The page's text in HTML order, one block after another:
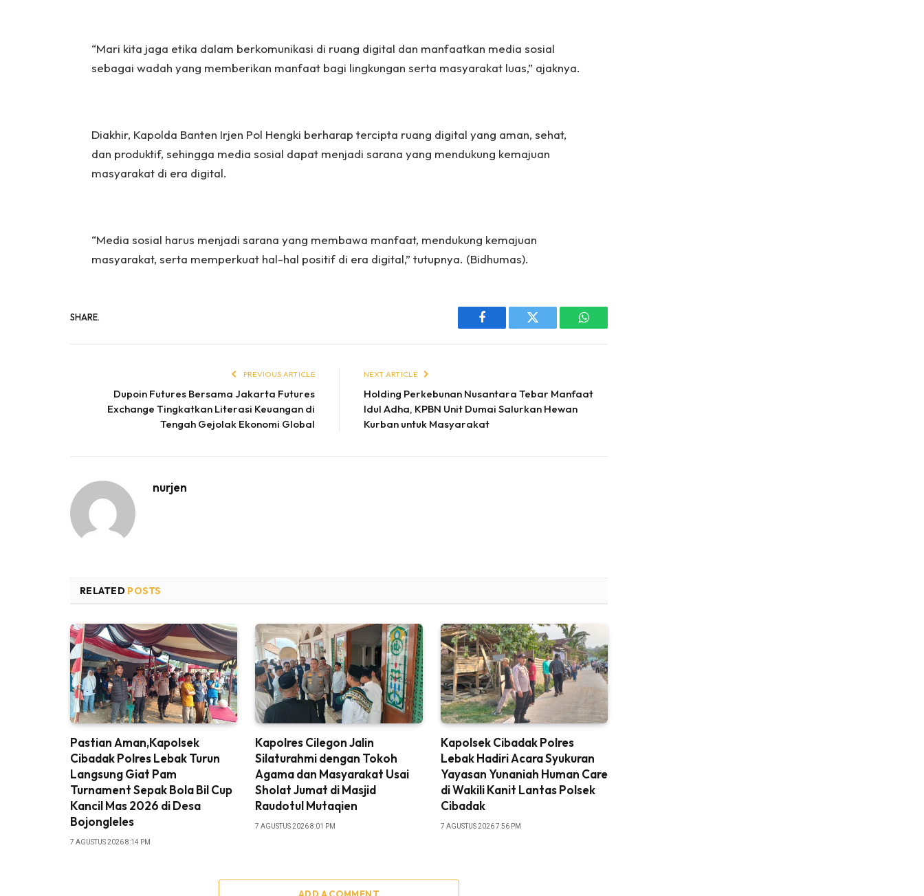
“Mari kita jaga etika dalam berkomunikasi di ruang digital dan manfaatkan media sosial
sebagai wadah yang memberikan manfaat bagi lingkungan serta masyarakat luas,” ajaknya.
Diakhir, Kapolda Banten Irjen Pol Hengki berharap tercipta ruang digital yang aman, sehat,
dan produktif, sehingga media sosial dapat menjadi sarana yang mendukung kemajuan
masyarakat di era digital.
“Media sosial harus menjadi sarana yang membawa manfaat, mendukung kemajuan
masyarakat, serta memperkuat hal-hal positif di era digital,” tutupnya. (Bidhumas).
SHARE.
Facebook Twitter WhatsApp
PREVIOUS ARTICLE
Dupoin Futures Bersama Jakarta Futures
Exchange Tingkatkan Literasi Keuangan di
Tengah Gejolak Ekonomi Global
NEXT ARTICLE
Holding Perkebunan Nusantara Tebar Manfaat
Idul Adha, KPBN Unit Dumai Salurkan Hewan
Kurban untuk Masyarakat
nurjen
RELATED POSTS
Pastian Aman,Kapolsek
Cibadak Polres Lebak Turun
Langsung Giat Pam
Turnament Sepak Bola Bil Cup
Kancil Mas 2026 di Desa
Bojongleles
7 AGUSTUS 2026 8:14 PM
Kapolres Cilegon Jalin
Silaturahmi dengan Tokoh
Agama dan Masyarakat Usai
Sholat Jumat di Masjid
Raudotul Mutaqien
7 AGUSTUS 2026 8:01 PM
Kapolsek Cibadak Polres
Lebak Hadiri Acara Syukuran
Yayasan Yunaniah Human Care
di Wakili Kanit Lantas Polsek
Cibadak
7 AGUSTUS 2026 7:56 PM
ADD A COMMENT